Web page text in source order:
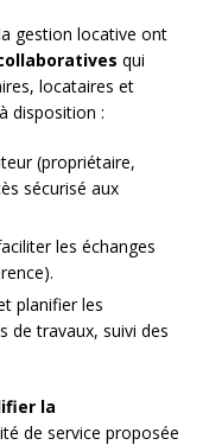
gestion locative ont
qui
locataires et
disposition :
(propriétaire,
sécurisé aux
les échanges
planifier les
de travaux, suivi des
la
de service proposée